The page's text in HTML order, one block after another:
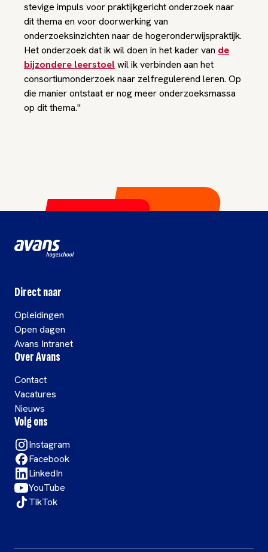
stevige impuls voor praktijkgericht onderzoek naar
dit thema en voor doorwerking van
onderzoeksinzichten naar de hogeronderwijspraktijk.
Het onderzoek dat ik wil doen in het kader van de
bijzondere leerstoelwil ik verbinden aan het
consortiumonderzoek naar zelfregulerend leren. Op
die manier ontstaat er nog meer onderzoeksmassa
op dit thema."
Direct naar
Opleidingen
Open dagen
Avans Intranet
Over Avans
Contact
Vacatures
Nieuws
Volg ons
Instagram
Facebook
LinkedIn
YouTube
TikTok